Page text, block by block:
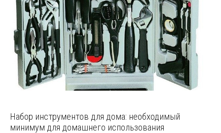
Набор инструментов для дома: необходимый
минимум для домашнего использования